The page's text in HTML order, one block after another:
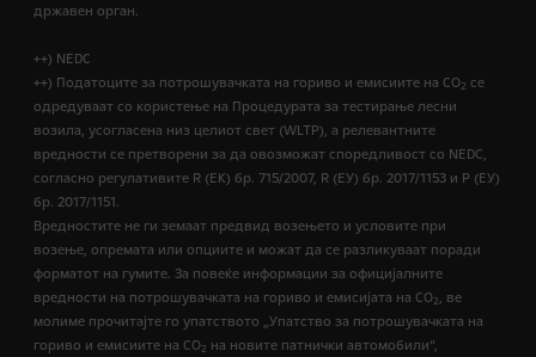
државен орган.
++) NEDC
++) Податоците за потрошувачката на гориво и емисиите на CO2 се
одредуваат со користење на Процедурата за тестирање лесни
возила, усогласена низ целиот свет (WLTP), а релевантните
вредности се претворени за да овозможат споредливост со NEDC,
согласно регулативите R (EК) бр. 715/2007, R (ЕУ) бр. 2017/1153 и Р (ЕУ)
бр. 2017/1151.
Вредностите не ги земаат предвид возењето и условите при
возење, опремата или опциите и можат да се разликуваат поради
форматот на гумите. За повеќе информации за официјалните
вредности на потрошувачката на гориво и емисијата на CO2, ве
молиме прочитајте го упатството „Упатство за потрошувачката на
гориво и емисиите на CO2 на новите патнички автомобили“,